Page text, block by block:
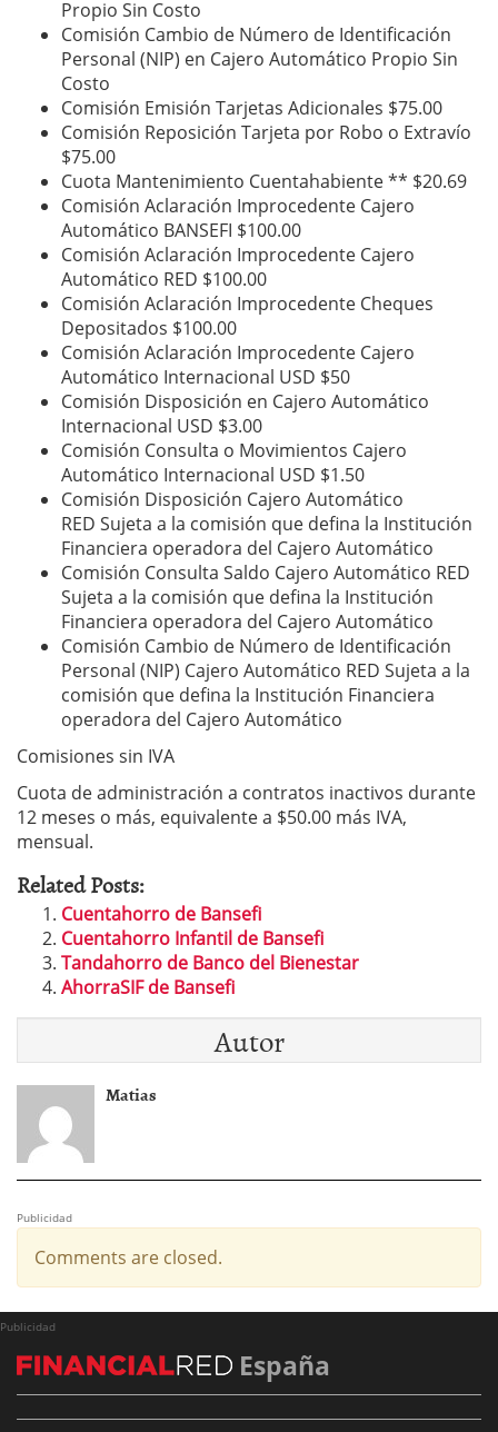
Propio ​​Sin Costo
​Comisión Cambio de Número de Identificación
Personal (NIP) en Cajero Automático Propio ​​Sin
Costo
​Comisión Emisión Tarjetas Adicionales ​$75.00
Comisión Reposición Tarjeta por Robo o Extravío ​
$75.00
Cuota Mantenimiento Cuentahabiente ** ​$20.69
​Comisión Aclaración Improcedente Cajero
Automático BANSEFI ​$100.00
​Comisión Aclaración Improcedente Cajero
Automático RED ​$100.00
​Comisión Aclaración Improcedente Cheques
Depositados ​$100.00
Comisión Aclaración Improcedente Cajero
Automático Internacional ​USD $50
​Comisión Disposición en Cajero Automático
Internacional ​USD $3.00
​Comisión Consulta o Movimientos Cajero
Automático Internacional ​USD $1.50
​Comisión Disposición Cajero Automático
RED Sujeta a la comisión que defina la Institución
Financiera operadora del Cajero Automático
​Comisión Consulta Saldo Cajero Automático RED ​
Sujeta a la comisión que defina la Institución
Financiera operadora del Cajero Automático
​Comisión Cambio de Número de Identificación
Personal (NIP) Cajero Automático RED Sujeta a la
comisión que defina la Institución Financiera
operadora del Cajero Automático
​Comisiones sin IVA
Cuota de administración a contratos inactivos durante
12 meses o más, equivalente a $50.00 más IVA,
mensual.
Related Posts:
Cuentahorro de Bansefi
Cuentahorro Infantil de Bansefi
Tandahorro de Banco del Bienestar
AhorraSIF de Bansefi
Autor
Matias
Publicidad
Comments are closed.
Publicidad
España